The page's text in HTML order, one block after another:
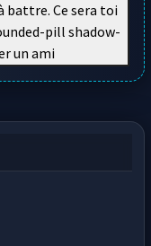
battre. Ce sera toi
un ami